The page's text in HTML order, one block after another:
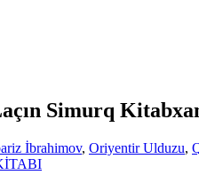
Simurq
İbrahimov, Oriyentir Ulduzu,